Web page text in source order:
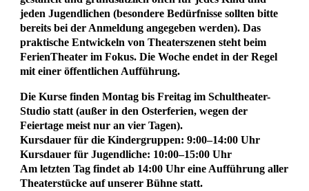
jeden Jugendlichen (besondere Bedürfnisse sollten bitte
bereits bei der Anmeldung angegeben werden). Das
praktische Entwickeln von Theaterszenen steht beim
FerienTheater im Fokus. Die Woche endet in der Regel
mit einer öffentlichen Aufführung.
Die Kurse finden Montag bis Freitag im Schultheater-
Studio statt (außer in den Osterferien, wegen der
Feiertage meist nur an vier Tagen).
Kursdauer für die Kindergruppen: 9:00–14:00 Uhr
Kursdauer für Jugendliche: 10:00–15:00 Uhr
Am letzten Tag findet ab 14:00 Uhr eine Aufführung aller
Theaterstücke auf unserer Bühne statt.